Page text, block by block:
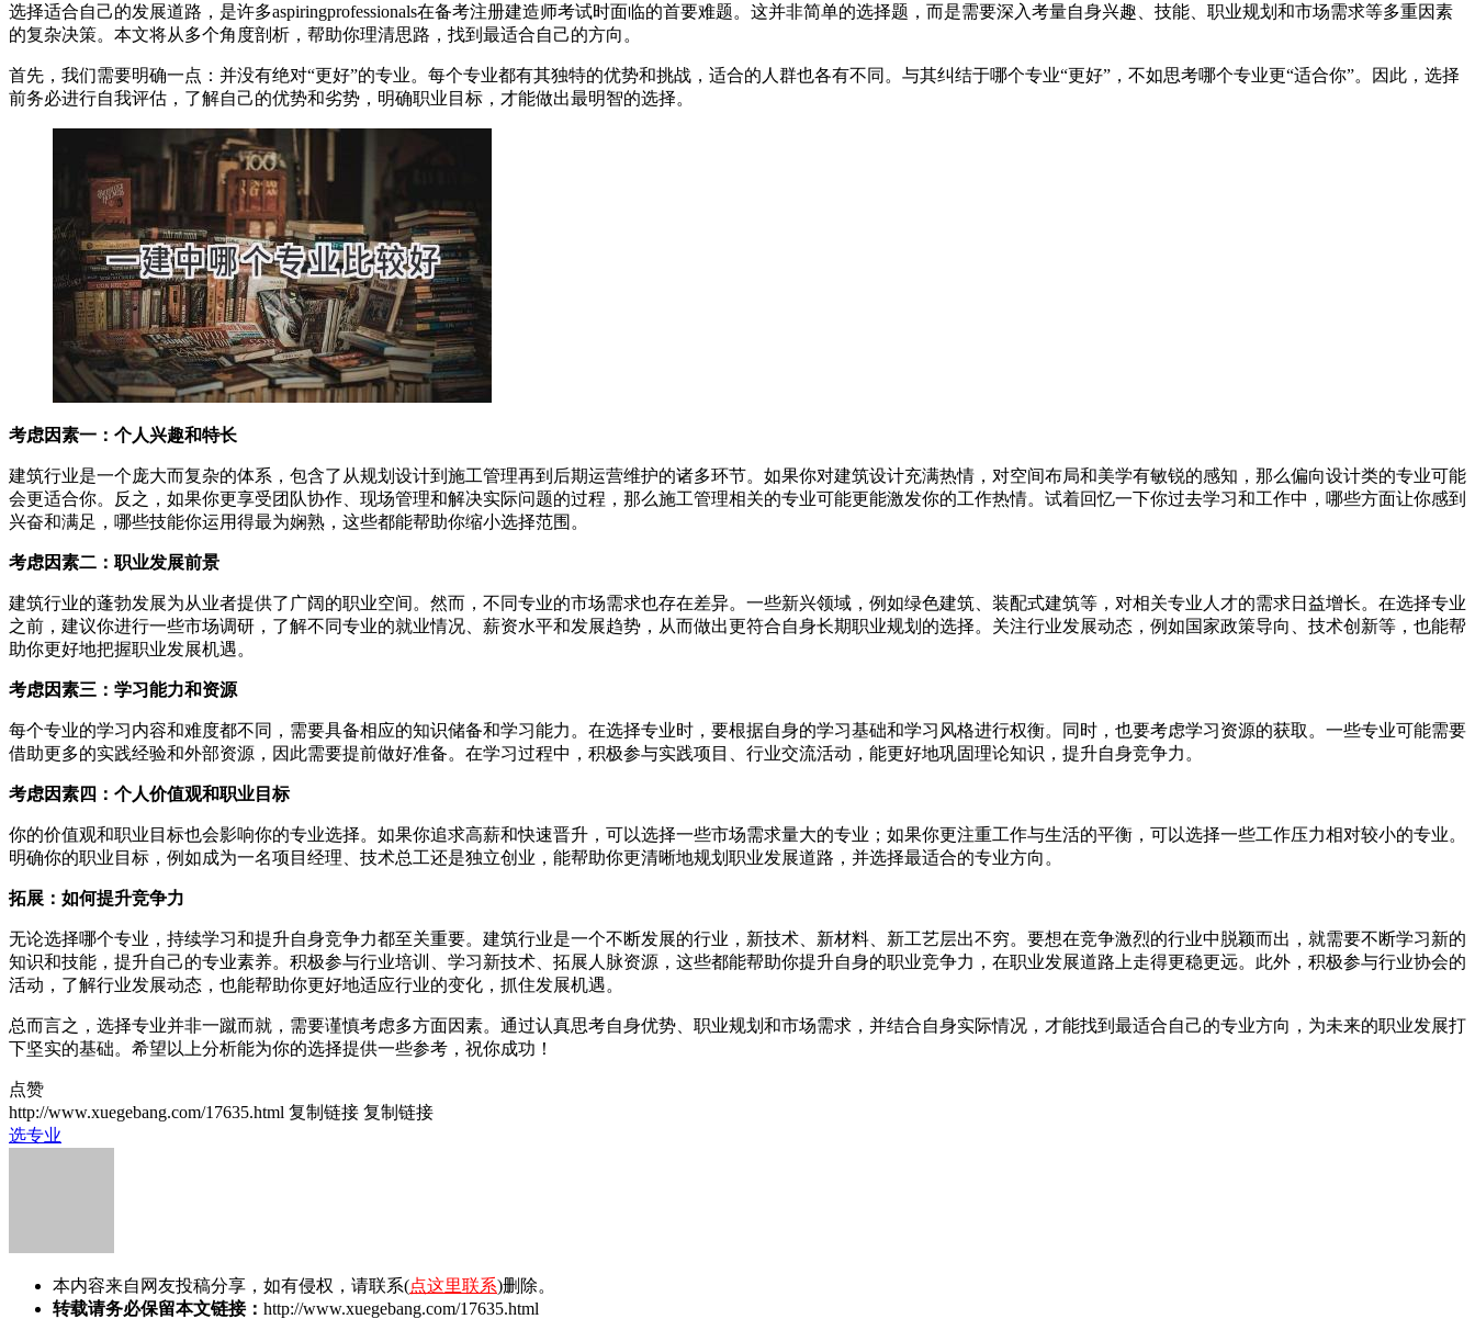
选择适合自己的发展道路，是许多aspiringprofessionals在备考注册建造师考试时面临的首要难题。这并非简单的选择题，而是需要深入考量自身兴趣、技能、职业规划和市场需求等多重因素
的复杂决策。本文将从多个角度剖析，帮助你理清思路，找到最适合自己的方向。
首先，我们需要明确一点：并没有绝对“更好”的专业。每个专业都有其独特的优势和挑战，适合的人群也各有不同。与其纠结于哪个专业“更好”，不如思考哪个专业更“适合你”。因此，选择
前务必进行自我评估，了解自己的优势和劣势，明确职业目标，才能做出最明智的选择。
考虑因素一：个人兴趣和特长
建筑行业是一个庞大而复杂的体系，包含了从规划设计到施工管理再到后期运营维护的诸多环节。如果你对建筑设计充满热情，对空间布局和美学有敏锐的感知，那么偏向设计类的专业可能
会更适合你。反之，如果你更享受团队协作、现场管理和解决实际问题的过程，那么施工管理相关的专业可能更能激发你的工作热情。试着回忆一下你过去学习和工作中，哪些方面让你感到
兴奋和满足，哪些技能你运用得最为娴熟，这些都能帮助你缩小选择范围。
考虑因素二：职业发展前景
建筑行业的蓬勃发展为从业者提供了广阔的职业空间。然而，不同专业的市场需求也存在差异。一些新兴领域，例如绿色建筑、装配式建筑等，对相关专业人才的需求日益增长。在选择专业
之前，建议你进行一些市场调研，了解不同专业的就业情况、薪资水平和发展趋势，从而做出更符合自身长期职业规划的选择。关注行业发展动态，例如国家政策导向、技术创新等，也能帮
助你更好地把握职业发展机遇。
考虑因素三：学习能力和资源
每个专业的学习内容和难度都不同，需要具备相应的知识储备和学习能力。在选择专业时，要根据自身的学习基础和学习风格进行权衡。同时，也要考虑学习资源的获取。一些专业可能需要
借助更多的实践经验和外部资源，因此需要提前做好准备。在学习过程中，积极参与实践项目、行业交流活动，能更好地巩固理论知识，提升自身竞争力。
考虑因素四：个人价值观和职业目标
你的价值观和职业目标也会影响你的专业选择。如果你追求高薪和快速晋升，可以选择一些市场需求量大的专业；如果你更注重工作与生活的平衡，可以选择一些工作压力相对较小的专业。
明确你的职业目标，例如成为一名项目经理、技术总工还是独立创业，能帮助你更清晰地规划职业发展道路，并选择最适合的专业方向。
拓展：如何提升竞争力
无论选择哪个专业，持续学习和提升自身竞争力都至关重要。建筑行业是一个不断发展的行业，新技术、新材料、新工艺层出不穷。要想在竞争激烈的行业中脱颖而出，就需要不断学习新的
知识和技能，提升自己的专业素养。积极参与行业培训、学习新技术、拓展人脉资源，这些都能帮助你提升自身的职业竞争力，在职业发展道路上走得更稳更远。此外，积极参与行业协会的
活动，了解行业发展动态，也能帮助你更好地适应行业的变化，抓住发展机遇。
总而言之，选择专业并非一蹴而就，需要谨慎考虑多方面因素。通过认真思考自身优势、职业规划和市场需求，并结合自身实际情况，才能找到最适合自己的专业方向，为未来的职业发展打
下坚实的基础。希望以上分析能为你的选择提供一些参考，祝你成功！
点赞
http://www.xuegebang.com/17635.html 复制链接 复制链接
选专业
本内容来自网友投稿分享，如有侵权，请联系(点这里联系)删除。
转载请务必保留本文链接： http://www.xuegebang.com/17635.html